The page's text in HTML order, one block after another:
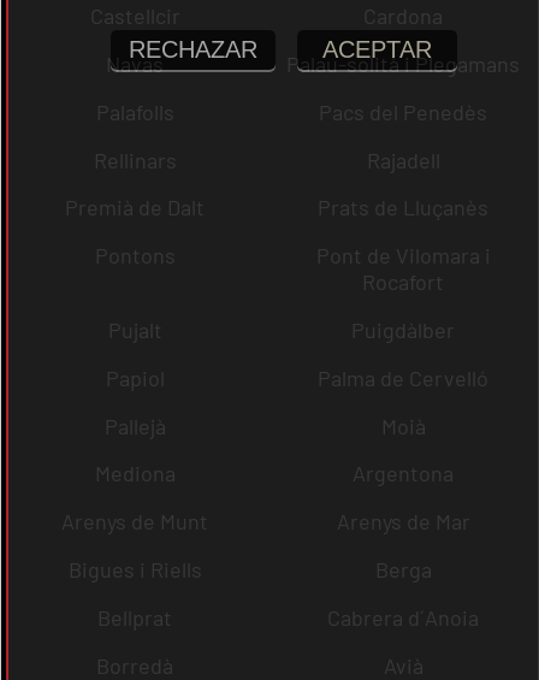
Castellcir
Cardona
Navas
Palau-solità i Plegamans
Palafolls
Pacs del Penedès
Rellinars
Rajadell
Premià de Dalt
Prats de Lluçanès
Pontons
Pont de Vilomara i
Rocafort
Pujalt
Puigdàlber
Papiol
Palma de Cervelló
Pallejà
Moià
Mediona
Argentona
Arenys de Munt
Arenys de Mar
Bigues i Riells
Berga
Bellprat
Cabrera d´Anoia
Borredà
Avià
RECHAZAR ACEPTAR